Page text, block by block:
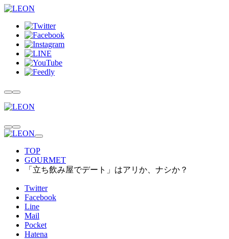
TOP
GOURMET
「立ち飲み屋でデート」はアリか、ナシか？
Twitter
Facebook
Line
Mail
Pocket
Hatena